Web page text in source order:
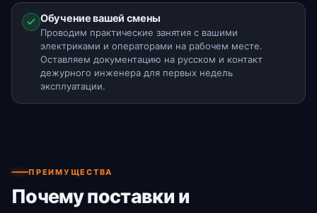
Обучение вашей смены
Проводим практические занятия с вашими
электриками и операторами на рабочем месте.
Оставляем документацию на русском и контакт
дежурного инженера для первых недель
эксплуатации.
ПРЕИМУЩЕСТВА
Почему поставки и